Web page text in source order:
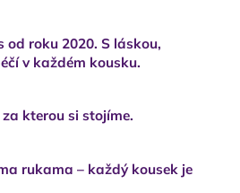
od roku 2020. S láskou,
v každém kousku.
kterou si stojíme.
rukama – každý kousek je